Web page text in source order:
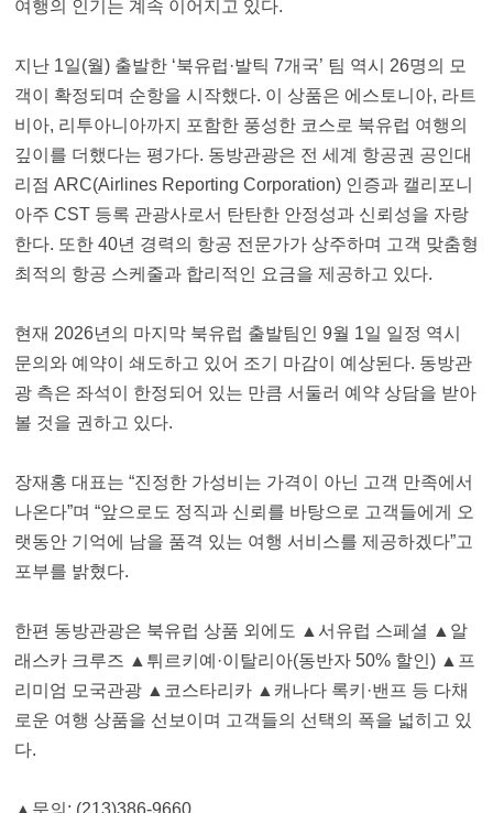
여행의 인기는 계속 이어지고 있다.
지난 1일(월) 출발한 ‘북유럽·발틱 7개국’ 팀 역시 26명의 모
객이 확정되며 순항을 시작했다. 이 상품은 에스토니아, 라트
비아, 리투아니아까지 포함한 풍성한 코스로 북유럽 여행의
깊이를 더했다는 평가다. 동방관광은 전 세계 항공권 공인대
리점 ARC(Airlines Reporting Corporation) 인증과 캘리포니
아주 CST 등록 관광사로서 탄탄한 안정성과 신뢰성을 자랑
한다. 또한 40년 경력의 항공 전문가가 상주하며 고객 맞춤형
최적의 항공 스케줄과 합리적인 요금을 제공하고 있다.
현재 2026년의 마지막 북유럽 출발팀인 9월 1일 일정 역시
문의와 예약이 쇄도하고 있어 조기 마감이 예상된다. 동방관
광 측은 좌석이 한정되어 있는 만큼 서둘러 예약 상담을 받아
볼 것을 권하고 있다.
장재홍 대표는 “진정한 가성비는 가격이 아닌 고객 만족에서
나온다”며 “앞으로도 정직과 신뢰를 바탕으로 고객들에게 오
랫동안 기억에 남을 품격 있는 여행 서비스를 제공하겠다”고
포부를 밝혔다.
한편 동방관광은 북유럽 상품 외에도 ▲서유럽 스페셜 ▲알
래스카 크루즈 ▲튀르키예·이탈리아(동반자 50% 할인) ▲프
리미엄 모국관광 ▲코스타리카 ▲캐나다 록키·밴프 등 다채
로운 여행 상품을 선보이며 고객들의 선택의 폭을 넓히고 있
다.
▲문의: (213)386-9660